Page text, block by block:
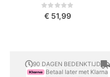
Rating:
0%
€ 51,99
90 DAGEN BEDENKTIJD
Betaal later met Klarna